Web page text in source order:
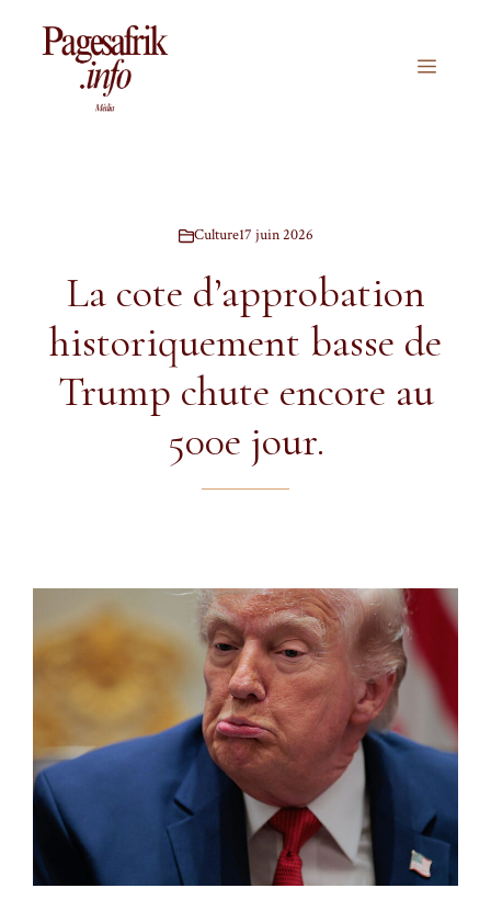
Menu
Culture17 juin 2026
La cote d’approbation
historiquement basse de
Trump chute encore au
500e jour.